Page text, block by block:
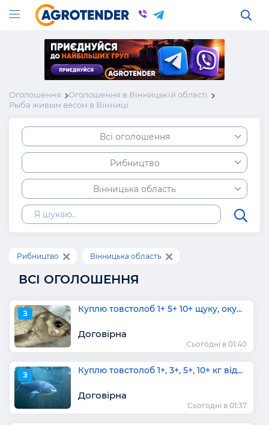
Оголошення
Оголошення в Вінницькій області
Рыба живым весом в Вінниці
Всі оголошення
Рибництво
Вінницька область
Рибництво Вінницька область
ВСІ ОГОЛОШЕННЯ
З Куплю товстолоб 1+ 5+ 10+ щуку, оку...
Договірна
Сьогодні в 01:40
З Куплю товстолоб 1+, 3+, 5+, 10+ кг від...
Договірна
Сьогодні в 01:37